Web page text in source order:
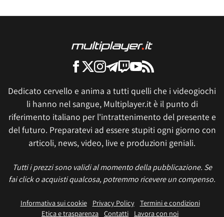
Dedicato cervello e anima a tutti quelli che i videogiochi
li hanno nel sangue, Multiplayer.it è il punto di
riferimento italiano per l'intrattenimento del presente e
del futuro. Preparatevi ad essere stupiti ogni giorno con
articoli, news, video, live e produzioni geniali.
Tutti i prezzi sono validi al momento della pubblicazione. Se
fai click o acquisti qualcosa, potremmo ricevere un compenso.
Informativa sui cookie Privacy Policy
Termini e condizioni
Etica e trasparenza Contatti Lavora con noi